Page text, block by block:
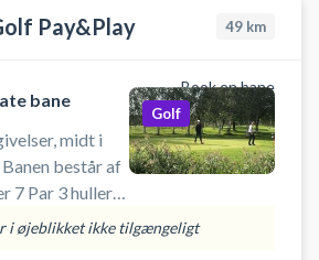
Pay&Play 49 km
Book en bane
bane
midt i
7 Par 3 huller
tees.
Golf
i øjeblikket ikke tilgængeligt